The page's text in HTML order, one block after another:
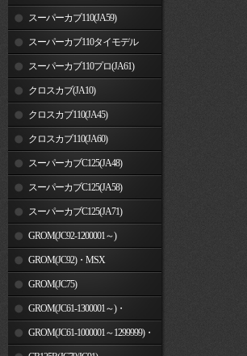
スーパーカブ110(JA59)
スーパーカブ110タイモデル
(MLHJA56)
スーパーカブ110プロ(JA61)
クロスカブ(JA10)
クロスカブ110(JA45)
クロスカブ110(JA60)
スーパーカブC125(JA48)
スーパーカブC125(JA58)
スーパーカブC125(JA71)
GROM(JC92-1200001～)
GROM(JC92)・MSX
GROM(MLHJC92)
GROM(JC75)
GROM(JC61-1300001～)・
MSX125SF
GROM(JC61-1000001～1299999)・